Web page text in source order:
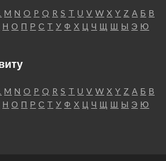
M N O P Q R S T U V W X Y Z А Б В
Н О П Р С Т У Ф Х Ц Ч Щ Ш Ы Э Ю
M N O P Q R S T U V W X Y Z А Б В
Н О П Р С Т У Ф Х Ц Ч Щ Ш Ы Э Ю